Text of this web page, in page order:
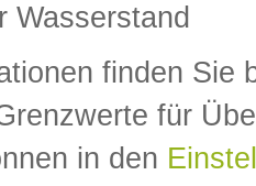
Wasserstand
finden Sie
für
in den